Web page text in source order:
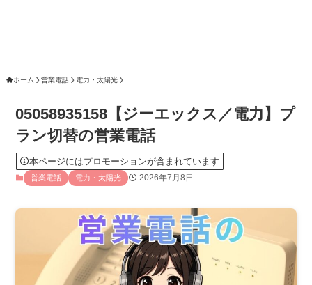
ホーム 営業電話 電力・太陽光
05058935158【ジーエックス／電力】プ
ラン切替の営業電話
本ページにはプロモーションが含まれています
営業電話 電力・太陽光 2026年7月8日